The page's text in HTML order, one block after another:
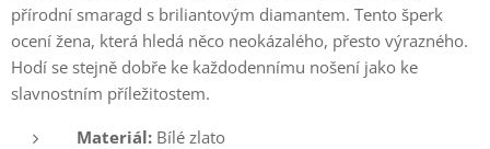
přírodní smaragd s briliantovým diamantem. Tento šperk
ocení žena, která hledá něco neokázalého, přesto výrazného.
Hodí se stejně dobře ke každodennímu nošení jako ke
slavnostním příležitostem.
Materiál: Bílé zlato